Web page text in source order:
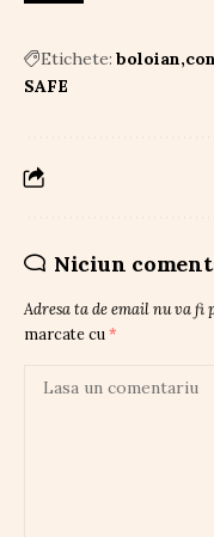
Etichete: boloian
SAFE
Niciun
Adresa ta de email nu va fi
marcate cu *